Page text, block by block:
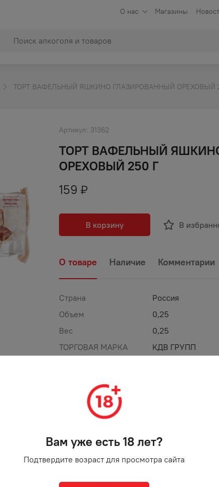
О нас Магазины
ТОРТ ВАФЕЛЬНЫЙ ЯШКИНО ГЛАЗИРОВАННЫЙ ОРЕХОВЫЙ
Артикул: 31362
ТОРТ ВАФЕЛЬНЫЙ
ОРЕХОВЫЙ 250 Г
159 ₽
В корзину В
О товаре Наличие Комментарии
Страна
Россия
Объем
0,25
Вес
0,25
ТОРГОВАЯ МАРКА
КДВ ГРУПП
Вам уже есть 18 лет?
Подтвердите возраст для просмотра сайта